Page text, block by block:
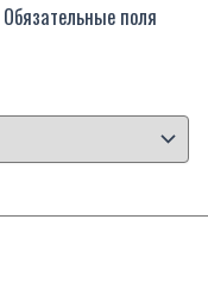
Обязательные поля